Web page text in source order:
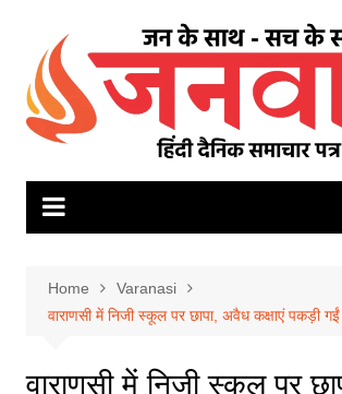
content
Home
Varanasi
वाराणसी में निजी स्कूल पर छापा, अवैध कक्षाएं पकड़ी गईं
वाराणसी में निजी स्कूल पर